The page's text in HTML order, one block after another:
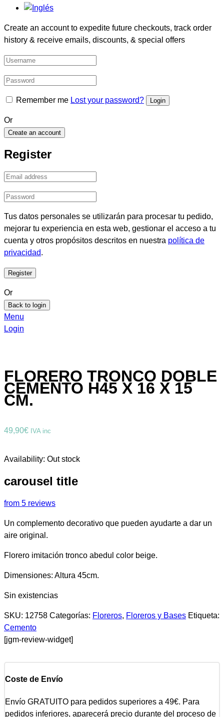
Create an account to expedite future checkouts, track order
history & receive emails, discounts, & special offers
Remember me Lost your password?
Or
Create an account
Register
Tus datos personales se utilizarán para procesar tu pedido,
mejorar tu experiencia en esta web, gestionar el acceso a tu
cuenta y otros propósitos descritos en nuestra política de
privacidad.
Or
Back to login
Menu
Login
FLORERO TRONCO DOBLE
CEMENTO H45 X 16 X 15
CM.
49,90€ IVA inc
Availability: Out stock
carousel title
from 5 reviews
Un complemento decorativo que pueden ayudarte a dar un
aire original.
Florero imitación tronco abedul color beige.
Dimensiones: Altura 45cm.
Sin existencias
SKU: 12758 Categorías: Floreros, Floreros y Bases Etiqueta:
Cemento
[jgm-review-widget]
Coste de Envío
Envío GRATUITO para pedidos superiores a 49€. Para
pedidos inferiores, aparecerá precio durante del proceso de